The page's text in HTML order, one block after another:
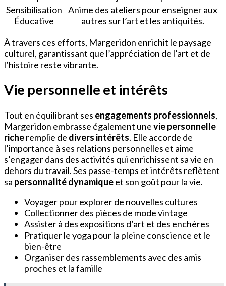
Sensibilisation
Éducative
Anime des ateliers pour enseigner aux
autres sur l’art et les antiquités.
À travers ces efforts, Margeridon enrichit le paysage
culturel, garantissant que l’appréciation de l’art et de
l’histoire reste vibrante.
Vie personnelle et intérêts
Tout en équilibrant ses engagements professionnels,
Margeridon embrasse également unevie personnelle
richeremplie de divers intérêts. Elle accorde de
l’importance à ses relations personnelles et aime
s’engager dans des activités qui enrichissent sa vie en
dehors du travail. Ses passe-temps et intérêts reflètent
sa personnalité dynamiqueet son goût pour la vie.
Voyager pour explorer de nouvelles cultures
Collectionner des pièces de mode vintage
Assister à des expositions d’art et des enchères
Pratiquer le yoga pour la pleine conscience et le
bien-être
Organiser des rassemblements avec des amis
proches et la famille